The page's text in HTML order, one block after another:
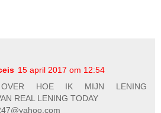
15 april 2017 om 12:54
OVER HOE IK MIJN LENING
REAL LENING TODAY